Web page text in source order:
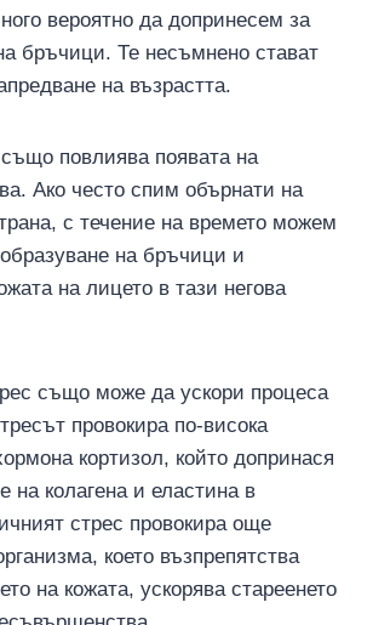
вероятно да допринесем за
бръчици. Те несъмнено стават
на възрастта.
повлиява появата на
Ако често спим обърнати на
с течение на времето можем
на бръчици и
на лицето в тази негова
също може да ускори процеса
провокира по-висока
кортизол, който допринася
на колагена и еластина в
стрес провокира още
което възпрепятства
на кожата, ускорява стареенето